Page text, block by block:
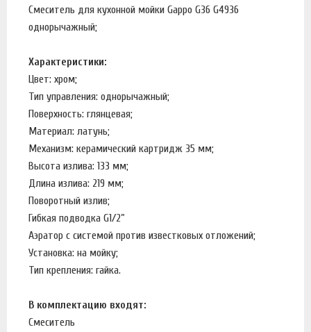
Смеситель для кухонной мойки Gappo G36 G4936
однорычажный;
Характеристики:
Цвет: хром;
Тип управления: однорычажный;
Поверхность: глянцевая;
Материал: латунь;
Механизм: керамический картридж 35 мм;
Высота излива: 133 мм;
Длина излива: 219 мм;
Поворотный излив;
Гибкая подводка G1/2”
Аэратор с системой против известковых отложений;
Установка: на мойку;
Тип крепления: гайка.
В комплектацию входят:
Смеситель